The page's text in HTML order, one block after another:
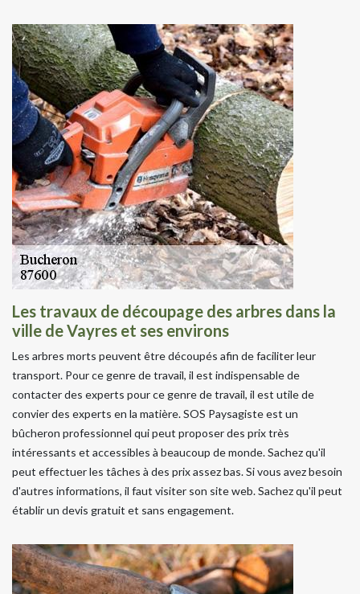
Les travaux de découpage des arbres dans la
ville de Vayres et ses environs
Les arbres morts peuvent être découpés afin de faciliter leur
transport. Pour ce genre de travail, il est indispensable de
contacter des experts pour ce genre de travail, il est utile de
convier des experts en la matière. SOS Paysagiste est un
bûcheron professionnel qui peut proposer des prix très
intéressants et accessibles à beaucoup de monde. Sachez qu'il
peut effectuer les tâches à des prix assez bas. Si vous avez besoin
d'autres informations, il faut visiter son site web. Sachez qu'il peut
établir un devis gratuit et sans engagement.